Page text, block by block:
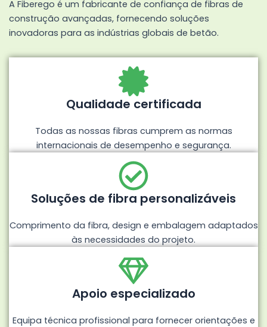
A Fiberego é um fabricante de confiança de fibras de
construção avançadas, fornecendo soluções
inovadoras para as indústrias globais de betão.
Qualidade certificada
Todas as nossas fibras cumprem as normas
internacionais de desempenho e segurança.
Soluções de fibra personalizáveis
Comprimento da fibra, design e embalagem adaptados
às necessidades do projeto.
Apoio especializado
Equipa técnica profissional para fornecer orientações e